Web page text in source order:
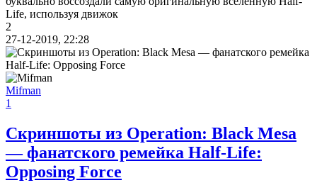
Life, используя движок
2
27-12-2019, 22:28
Mifman
1
Скриншоты из Operation: Black Mesa
— фанатского ремейка Half-Life:
Opposing Force